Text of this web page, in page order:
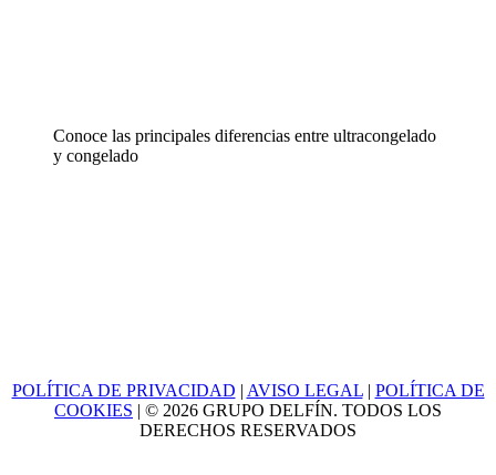
Conoce las principales diferencias entre ultracongelado
y congelado
POLÍTICA DE PRIVACIDAD AVISO LEGAL| POLÍTICA DE
COOKIES | © 2026 GRUPO DELFÍN. TODOS LOS
DERECHOS RESERVADOS